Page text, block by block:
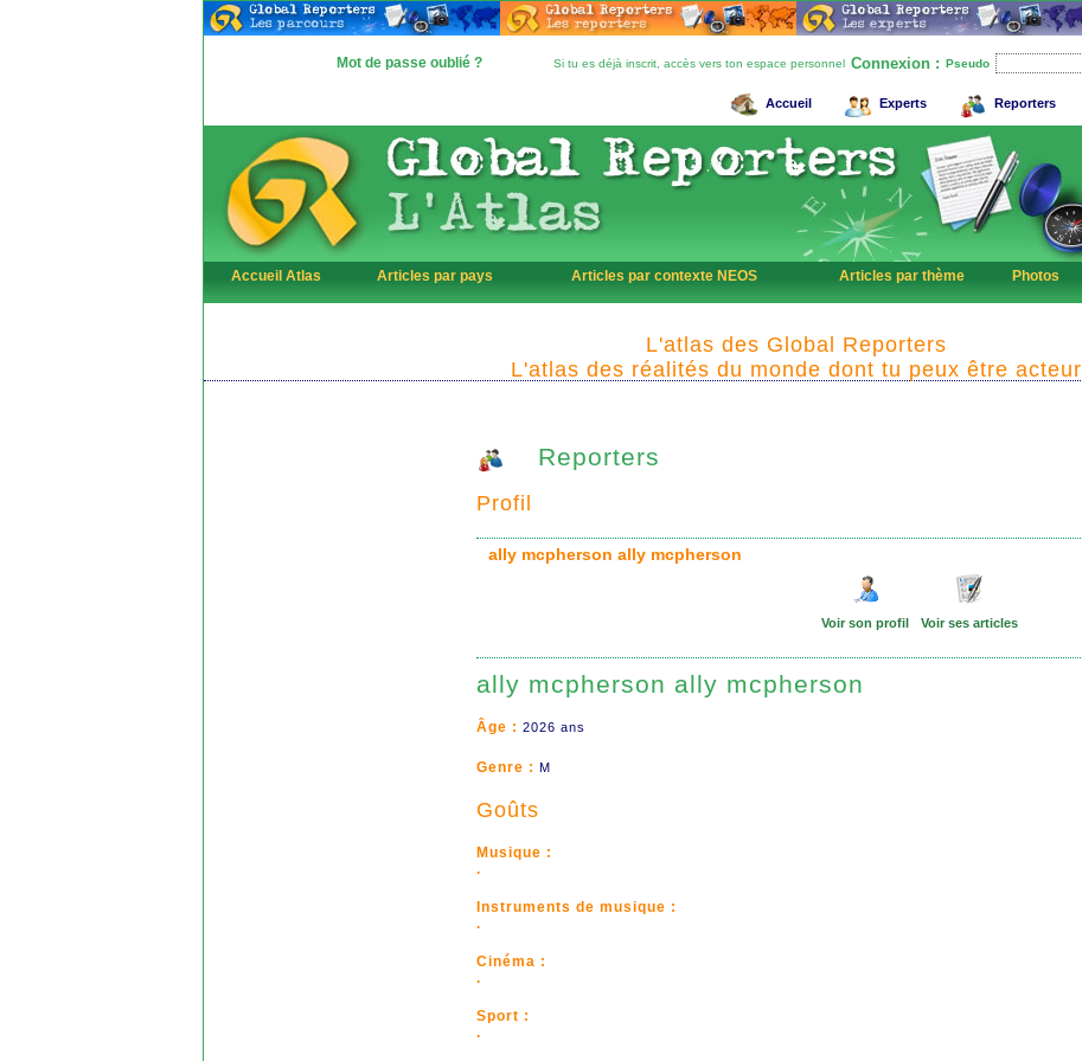
Mot de passe oublié ? Si tu es déjà inscrit, accès vers ton espace personnel Connexion : Pseudo
Accueil Experts Reporters
Accueil Atlas Articles par pays Articles par contexte NEOS Articles par thème Photos
L'atlas des Global Reporters
L'atlas des réalités du monde dont tu peux être acteur
Reporters
Profil
ally mcpherson ally mcpherson
Voir son profil Voir ses articles
ally mcpherson ally mcpherson
Âge : 2026 ans
Genre : M
Goûts
Musique :
.
Instruments de musique :
.
Cinéma :
.
Sport :
.